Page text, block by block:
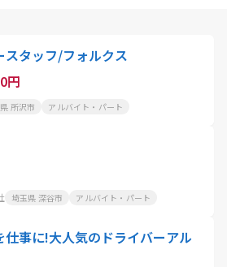
スタッフ/フォルクス
円
所沢市 アルバイト・パート
埼玉県 深谷市 アルバイト・パート
事に!大人気のドライバーアル